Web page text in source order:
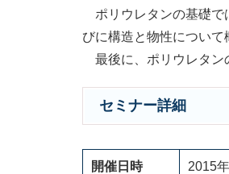
ポリウレタンの基礎で
びに構造と物性について
最後に、ポリウレタン
セミナー詳細
開催日時 2015